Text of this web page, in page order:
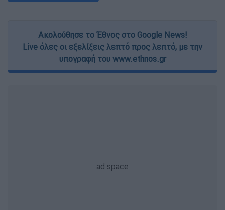
Ακολούθησε το Έθνος στο Google News!
Live όλες οι εξελίξεις λεπτό προς λεπτό, με την
υπογραφή του www.ethnos.gr